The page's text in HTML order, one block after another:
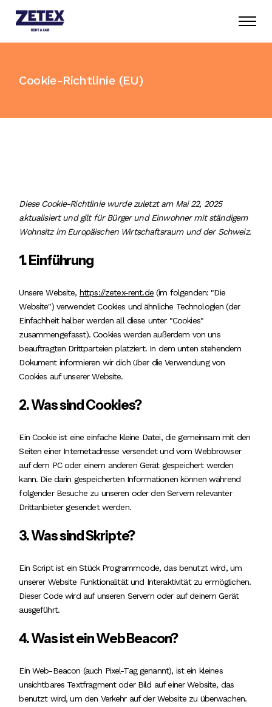
content
Cookie-Richtlinie (EU)
Diese Cookie-Richtlinie wurde zuletzt am Mai 22, 2025
aktualisiert und gilt für Bürger und Einwohner mit ständigem
Wohnsitz im Europäischen Wirtschaftsraum und der Schweiz.
1. Einführung
Unsere Website, https://zetex-rent.de(im folgenden: "Die
Website") verwendet Cookies und ähnliche Technologien (der
Einfachheit halber werden all diese unter "Cookies"
zusammengefasst). Cookies werden außerdem von uns
beauftragten Drittparteien platziert. In dem unten stehendem
Dokument informieren wir dich über die Verwendung von
Cookies auf unserer Website.
2. Was sind Cookies?
Ein Cookie ist eine einfache kleine Datei, die gemeinsam mit den
Seiten einer Internetadresse versendet und vom Webbrowser
auf dem PC oder einem anderen Gerät gespeichert werden
kann. Die darin gespeicherten Informationen können während
folgender Besuche zu unseren oder den Servern relevanter
Drittanbieter gesendet werden.
3. Was sind Skripte?
Ein Script ist ein Stück Programmcode, das benutzt wird, um
unserer Website Funktionalität und Interaktivität zu ermöglichen.
Dieser Code wird auf unseren Servern oder auf deinem Gerät
ausgeführt.
4. Was ist ein Web Beacon?
Ein Web-Beacon (auch Pixel-Tag genannt), ist ein kleines
unsichtbares Textfragment oder Bild auf einer Website, das
benutzt wird, um den Verkehr auf der Website zu überwachen.